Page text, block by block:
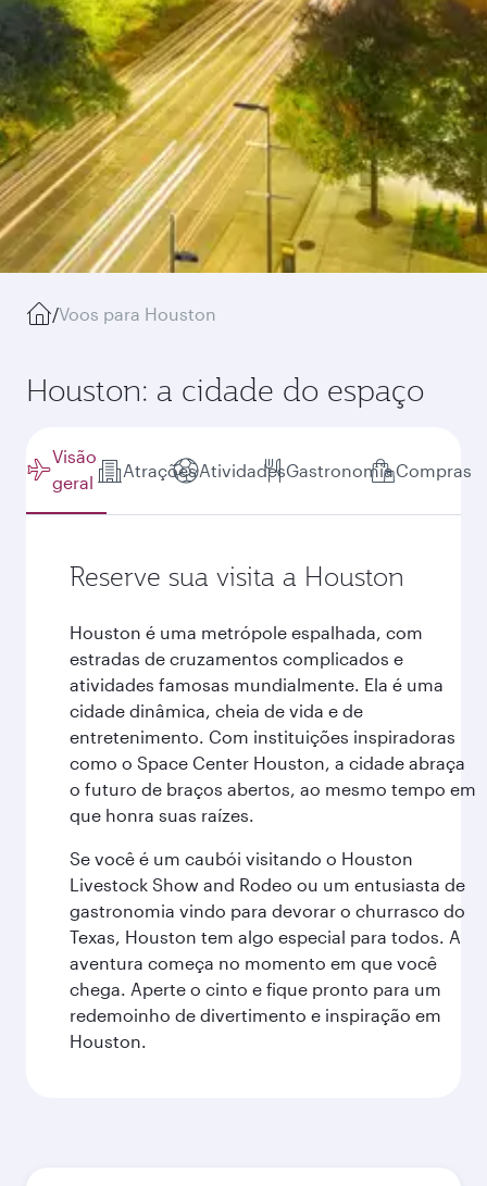
/Voos para Houston
Houston: a cidade do espaço
Visão
geral
AtraçõesAtividadesGastronomiaCompras
Reserve sua visita a Houston
Houston é uma metrópole espalhada, com
estradas de cruzamentos complicados e
atividades famosas mundialmente. Ela é uma
cidade dinâmica, cheia de vida e de
entretenimento. Com instituições inspiradoras
como o Space Center Houston, a cidade abraça
o futuro de braços abertos, ao mesmo tempo em
que honra suas raízes.
Se você é um caubói visitando o Houston
Livestock Show and Rodeo ou um entusiasta de
gastronomia vindo para devorar o churrasco do
Texas, Houston tem algo especial para todos. A
aventura começa no momento em que você
chega. Aperte o cinto e fique pronto para um
redemoinho de divertimento e inspiração em
Houston.